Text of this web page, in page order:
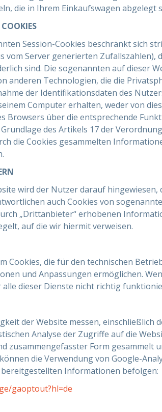
die in Ihrem Einkaufswagen abgelegt
Session-Cookies beschränkt sich
vom Server generierten Zufallszahlen),
sind. Die sogenannten auf dieser
anderen Technologien, die die
der Identifikationsdaten des
Computer erhalten, weder von
Browsers über die entsprechende
des Artikels 17 der
die Cookies gesammelten
wird der Nutzer darauf hingewiesen,
auch Cookies von
„Drittanbieter“ erhobenen
auf die wir hiermit verweisen.
Cookies, die für den technischen
und Anpassungen ermöglichen.
alle dieser Dienste nicht richtig
der Website messen, einschließlich
Analyse der Zugriffe auf die
zusammengefasster Form gesammelt
die Verwendung von Google-
Informationen befolgen:
gaoptout?hl=de